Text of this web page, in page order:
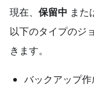
現在、 保留中 また
以下のタイプのジ
きます。
バックアップ